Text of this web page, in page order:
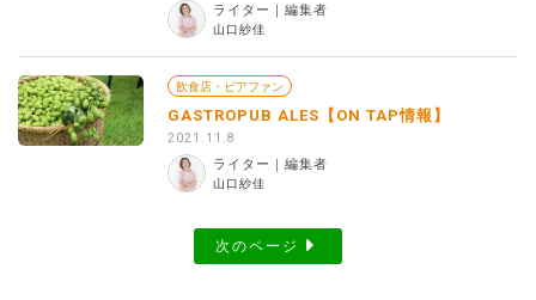
ライター｜編集者
山口紗佳
飲食店・ビアファン
GASTROPUB ALES【ON TAP情報】
2021.11.8
ライター｜編集者
山口紗佳
次のページ